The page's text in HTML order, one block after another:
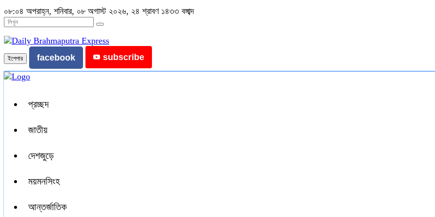
০৮:০৪ অপরাহ্ন, শনিবার, ০৮ অগাস্ট ২০২৬, ২৪ শ্রাবণ ১৪৩৩ বঙ্গাব্দ
ইপেপার facebook subscribe
প্রচ্ছদ
জাতীয়
দেশজুড়ে
ময়মনসিংহ
আন্তর্জাতিক